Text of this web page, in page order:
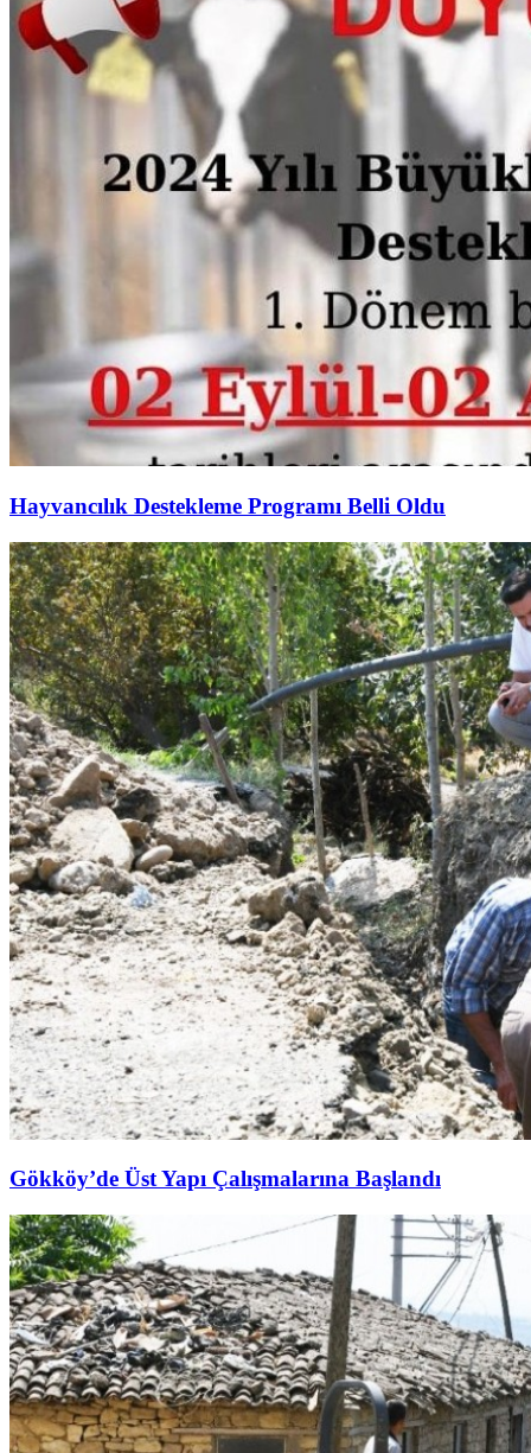
Hayvancılık Destekleme Programı Belli Oldu
Gökköy’de Üst Yapı Çalışmalarına Başlandı